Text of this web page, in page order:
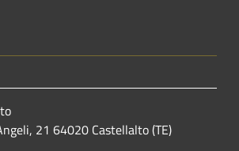
21 64020 Castellalto (TE)